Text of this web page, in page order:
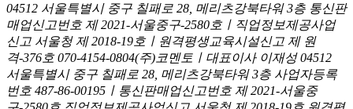
04512 서울특별시 중구 칠패로 28, 메리츠강북타워 3층 통신판
매업신고번호 제 2021-서울중구-2580호ㅣ직업정보제공사업
신고 서울청 제 2018-19호ㅣ원격평생교육시설신고 제 원
격-376호 070-4154-0804(주)코멘토ㅣ대표이사 이재성 04512
서울특별시 중구 칠패로 28, 메리츠강북타워 3층 사업자등록
번호 487-86-00195ㅣ통신판매업신고번호 제 2021-서울중